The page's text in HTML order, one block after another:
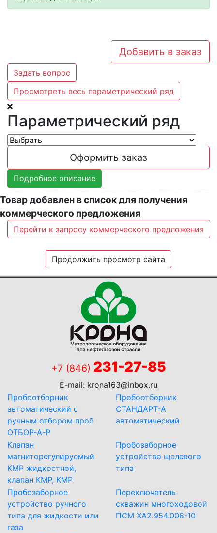
Добавить в заказ
Задать вопрос
Просмотреть весь параметрический ряд
Параметрический ряд
Оформить заказ
Подробное описание
Товар добавлен в список для получения
коммерческого предложения
Перейти к запросу коммерческого предложения
Продолжить просмотр сайта
+7 (846) 231-27-85
E-mail: krona163@inbox.ru
Пробоотборник
автоматический с
ручным отбором проб
ОТБОР-А-Р
Пробоотборник
СТАНДАРТ-А
автоматический
Клапан
магниторегулируемый
КМР жидкостной,
клапан КМР, КМР
Пробозаборное
устройство щелевого
типа
Пробозаборное
устройство ручного
типа для жидкости или
газа
Переключатель
скважин многоходовой
ПСМ ХА2.954.008-10